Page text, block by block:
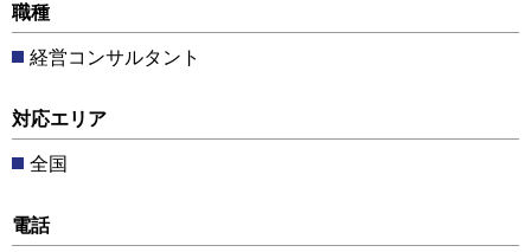
職種
経営コンサルタント
対応エリア
全国
電話